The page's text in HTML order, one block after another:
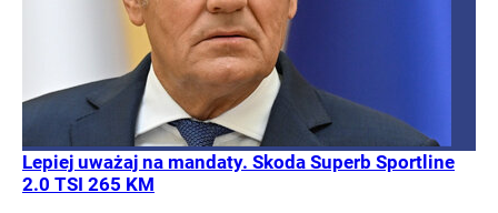
Lepiej uważaj na mandaty. Skoda Superb Sportline
2.0 TSI 265 KM